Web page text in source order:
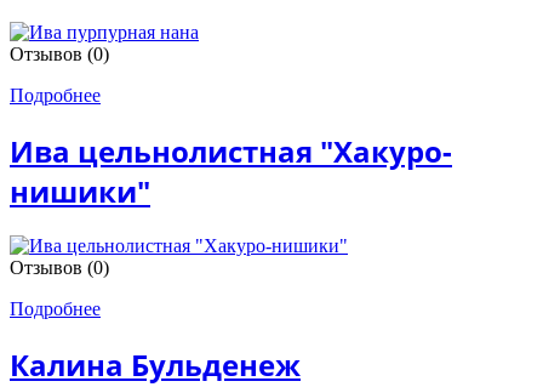
Отзывов (0)
Подробнее
Ива цельнолистная "Хакуро-
нишики"
Отзывов (0)
Подробнее
Калина Бульденеж